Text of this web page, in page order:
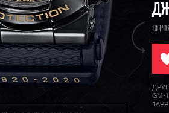
вы
не
GM-
1APR